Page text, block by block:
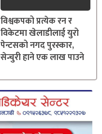
विश्वकपको प्रत्येक रन र
विकेटमा खेलाडीलाई युरो
पेन्टसको नगद पुरस्कार,
सेन्चुरी हाने एक लाख पाउने